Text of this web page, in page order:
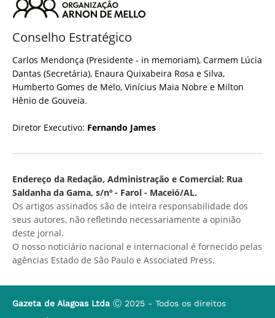
Conselho Estratégico
Carlos Mendonça (Presidente - in memoriam), Carmem Lúcia
Dantas (Secretária), Enaura Quixabeira Rosa e Silva,
Humberto Gomes de Melo, Vinícius Maia Nobre e Milton
Hênio de Gouveia.
Diretor Executivo: Fernando James
Endereço da Redação, Administração e Comercial: Rua
Saldanha da Gama, s/nº - Farol - Maceió/AL.
Os artigos assinados são de inteira responsabilidade dos
seus autores, não refletindo necessariamente a opinião
deste jornal.
O nosso noticiário nacional e internacional é fornecido pelas
agências Estado de São Paulo e Associated Press.
Gazeta de Alagoas Ltda Ⓒ 2025 - Todos os direitos